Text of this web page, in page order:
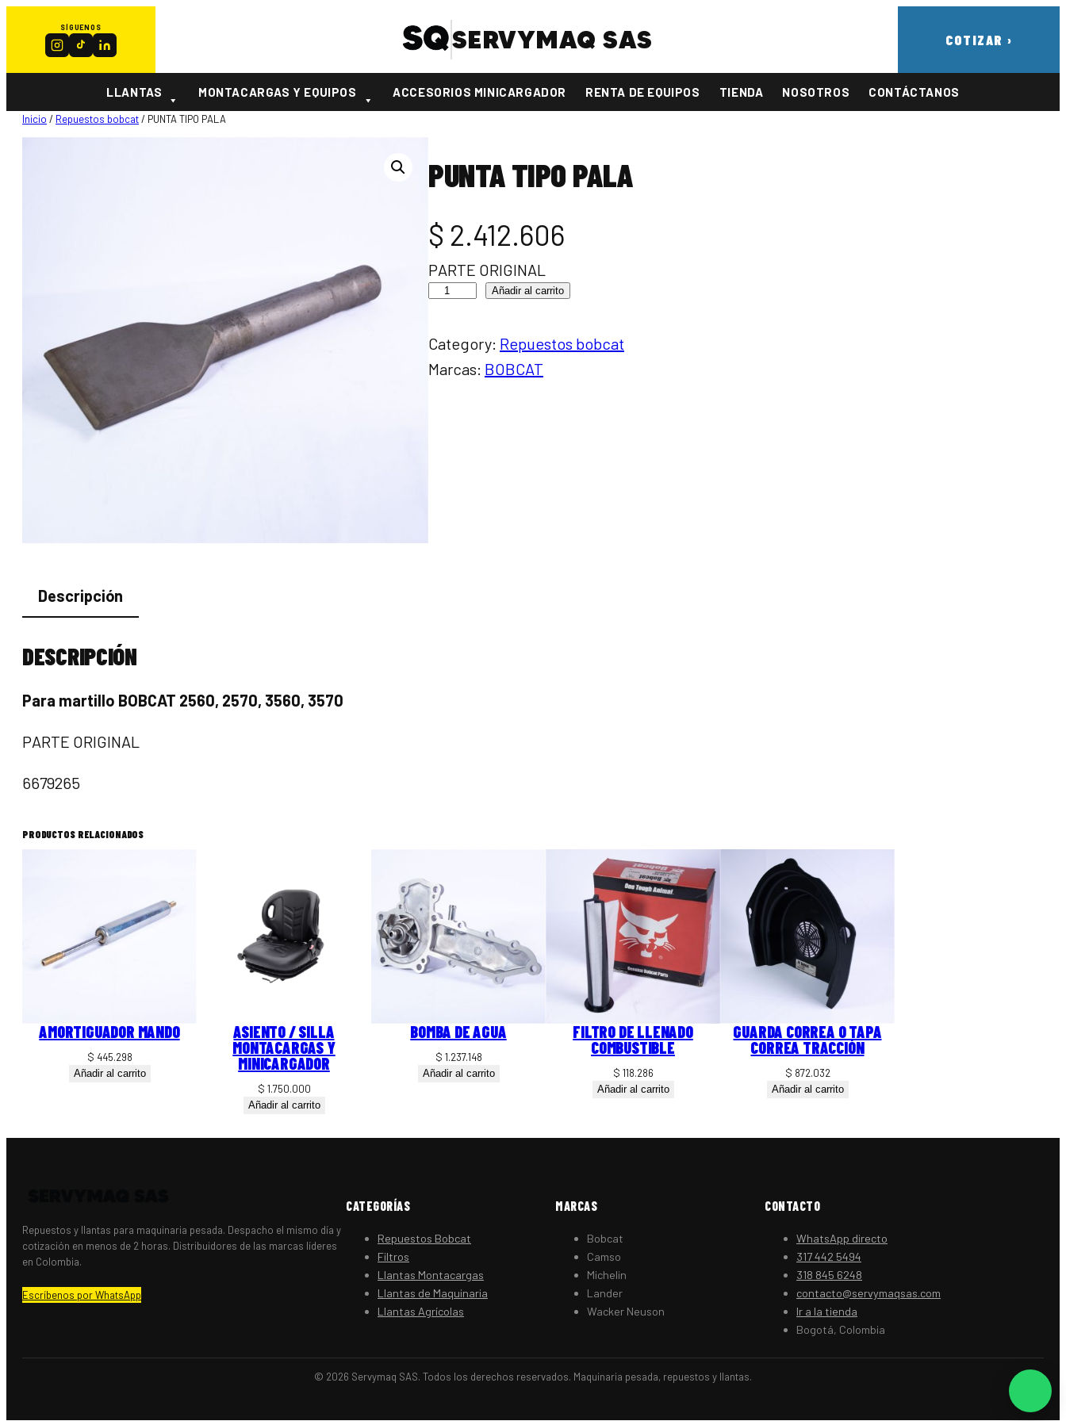
SÍGUENOS SERVYMAQ SAS COTIZAR ›
LLANTAS MONTACARGAS Y EQUIPOS ACCESORIOS MINICARGADOR RENTA DE EQUIPOS TIENDA NOSOTROS CONTÁCTANOS
Inicio / Repuestos bobcat/ PUNTA TIPO PALA
PUNTA TIPO PALA
$ 2.412.606
PARTE ORIGINAL
Añadir al carrito
Category: Repuestos bobcat
Marcas: BOBCAT
Descripción
DESCRIPCIÓN
Para martillo BOBCAT 2560, 2570, 3560, 3570
PARTE ORIGINAL
6679265
PRODUCTOS RELACIONADOS
AMORTIGUADOR MANDO
$ 445.298
Añadir al carrito
ASIENTO / SILLA
MONTACARGAS Y
MINICARGADOR
$ 1.750.000
Añadir al carrito
BOMBA DE AGUA
$ 1.237.148
Añadir al carrito
FILTRO DE LLENADO
COMBUSTIBLE
$ 118.286
Añadir al carrito
GUARDA CORREA O TAPA
CORREA TRACCIÓN
$ 872.032
Añadir al carrito
Repuestos y llantas para maquinaria pesada. Despacho el mismo día y
cotización en menos de 2 horas. Distribuidores de las marcas líderes
en Colombia.
Escríbenos por WhatsApp
CATEGORÍAS
Repuestos Bobcat
Filtros
Llantas Montacargas
Llantas de Maquinaria
Llantas Agrícolas
MARCAS
Bobcat
Camso
Michelin
Lander
Wacker Neuson
CONTACTO
WhatsApp directo
317 442 5494
318 845 6248
contacto@servymaqsas.com
Ir a la tienda
Bogotá, Colombia
© 2026 Servymaq SAS. Todos los derechos reservados. Maquinaria pesada, repuestos y llantas.